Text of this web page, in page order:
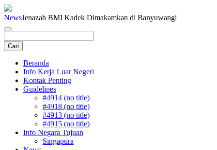
NewsJenazah BMI Kadek Dimakamkan di Banyuwangi
Beranda
Info Kerja Luar Negeri
Kontak Penting
Guidelines
#4914 (no title)
#4918 (no title)
#4913 (no title)
#4915 (no title)
Info Negara Tujuan
Singapura